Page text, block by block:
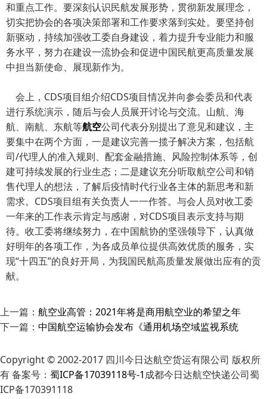
和重点工作。要深刻认识民航发展形势，贯彻新发展理念，
切实把协会的各项决策部署和工作要求落到实处。要坚持创
新驱动，持续加强收工委自身建设，着力提升专业能力和服
务水平，努力在建设一流协会和促进中国民航更高质量发展
中担当新使命、展现新作为。
会上，CDS项目组介绍CDS项目情况并向参会委员和代表
进行系统演示，随后与会人员展开讨论与交流。山航、海
航、南航、东航等航空公司代表分别提出了意见和建议，主
要集中在两个方面，一是建议完善一揽子解决方案，包括航
司/代理人的准入规则、配套金融措施、风险控制体系等，创
建可持续发展的行业生态；二是建议充分听取航空公司和销
售代理人的想法，了解后疫情时代行业各主体的新思考和新
需求。CDS项目组有关负责人一一作答。与会人员对收工委
一年来的工作表示肯定与感谢，对CDS项目表示支持与期
待。收工委将继续努力，在中国航协的坚强领导下，认真做
好明年的各项工作，为各成员单位提供高效优质的服务，实
现“十四五”的良好开局，为我国民航高质量发展做出应有的贡
献。
上一篇： 航空业高管：2021年将是商用航空业的希望之年
下一篇： 中国航空运输协会发布《通用机场空域监视系统
Copyright © 2002-2017 四川今日达航空货运有限公司 版权所
有 备案号： 蜀ICP备17039118号-1成都今日达航空快递公司蜀
ICP备170391118